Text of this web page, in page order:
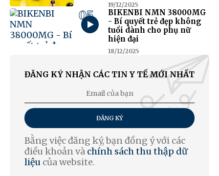
19/12/2025
05
BIKENBI NMN 38000MG
- Bí quyết trẻ đẹp không
tuổi dành cho phụ nữ
hiện đại
18/12/2025
ĐĂNG KÝ NHẬN CÁC TIN Y TẾ MỚI NHẤT
ĐĂNG KÝ
Bằng việc đăng ký, bạn đồng ý với các
điều khoản và chính sách thu thập dữ
liệu của website.